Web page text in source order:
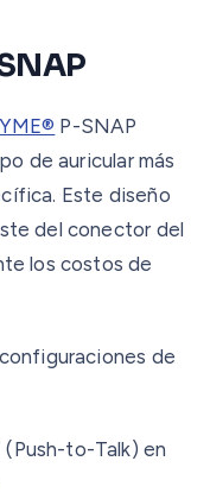
P-SNAP
de auricular más
Este diseño
del conector del
los costos de
de
(Push-to-Talk) en